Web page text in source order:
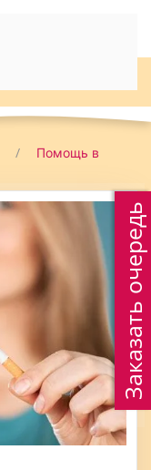
Помощь в
Заказать очередь